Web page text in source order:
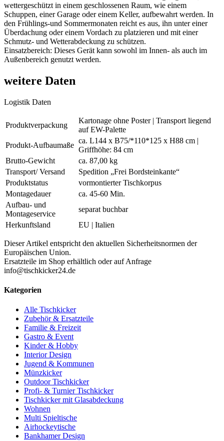
wettergeschützt in einem geschlossenen Raum, wie einem
Schuppen, einer Garage oder einem Keller, aufbewahrt werden. In
den Frühlings-und Sommermonaten reicht es aus, ihn unter einer
Überdachung oder einem Vordach zu platzieren und mit einer
Schmutz- und Wetterabdeckung zu schützen.
Einsatzbereich: Dieses Gerät kann sowohl im Innen- als auch im
Außenbereich genutzt werden.
weitere Daten
Logistik Daten
Produktverpackung
Kartonage ohne Poster | Transport liegend
auf EW-Palette
Produkt-Aufbaumaße
ca. L144 x B75/*110*125 x H88 cm |
Griffhöhe: 84 cm
Brutto-Gewicht
ca. 87,00 kg
Transport/ Versand
Spedition „Frei Bordsteinkante“
Produktstatus
vormontierter Tischkorpus
Montagedauer
ca. 45-60 Min.
Aufbau- und
Montageservice
separat buchbar
Herkunftsland
EU | Italien
Dieser Artikel entspricht den aktuellen Sicherheitsnormen der
Europäischen Union.
Ersatzteile im Shop erhältlich oder auf Anfrage
info@tischkicker24.de
Kategorien
Alle Tischkicker
Zubehör & Ersatzteile
Familie & Freizeit
Gastro & Event
Kinder & Hobby
Interior Design
Jugend & Kommunen
Münzkicker
Outdoor Tischkicker
Profi- & Turnier Tischkicker
Tischkicker mit Glasabdeckung
Wohnen
Multi Spieltische
Airhockeytische
Bankhamer Design